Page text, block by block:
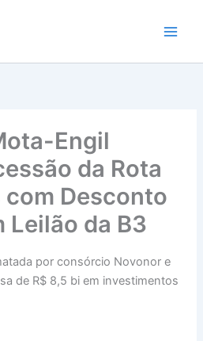
Engil
da Rota
Desconto
Leilão da B3
por consórcio Novonor e
de R$ 8,5 bi em investimentos